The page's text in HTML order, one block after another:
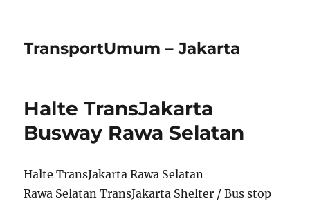
TransportUmum – Jakarta
Halte TransJakarta
Busway Rawa Selatan
Halte TransJakarta Rawa Selatan
Rawa Selatan TransJakarta Shelter / Bus stop